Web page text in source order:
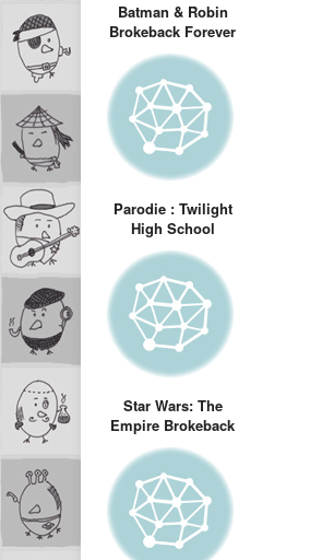
Batman & Robin
Brokeback Forever
(Batman version
Brokeback
mountain)
Parodie : Twilight
High School
Musical
Star Wars: The
Empire Brokeback
(Starwars version
Brockeback
mountain)